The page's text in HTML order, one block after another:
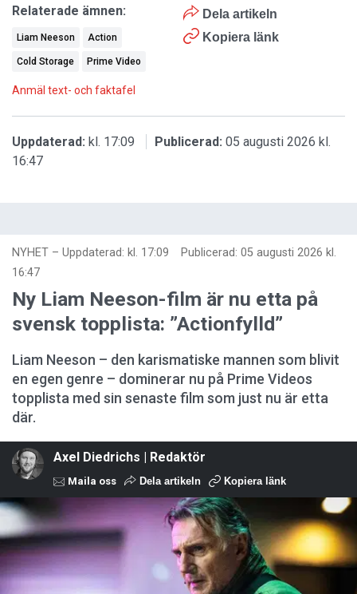
Dela artikeln
Kopiera länk
Relaterade ämnen:
Liam Neeson Action
Cold Storage Prime Video
Anmäl text- och faktafel
Uppdaterad: kl. 17:09 Publicerad: 05 augusti 2026 kl.
16:47
NYHET – Uppdaterad: kl. 17:09 Publicerad: 05 augusti 2026 kl.
16:47
Ny Liam Neeson-film är nu etta på
svensk topplista: ”Actionfylld”
Liam Neeson – den karismatiske mannen som blivit
en egen genre – dominerar nu på Prime Videos
topplista med sin senaste film som just nu är etta
där.
Axel Diedrichs | Redaktör
Maila oss Dela artikeln Kopiera länk